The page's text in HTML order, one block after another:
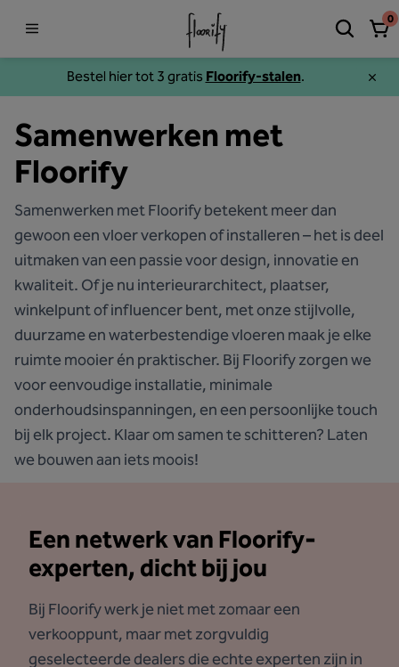
Bestel hier tot 3 gratis Floorify-stalen.
0
Samenwerken met
Floorify
Samenwerken met Floorify betekent meer dan
gewoon een vloer verkopen of installeren – het is deel
uitmaken van een passie voor design, innovatie en
kwaliteit. Of je nu interieurarchitect, plaatser,
winkelpunt of influencer bent, met onze stijlvolle,
duurzame en waterbestendige vloeren maak je elke
ruimte mooier én praktischer. Bij Floorify zorgen we
voor eenvoudige installatie, minimale
onderhoudsinspanningen, en een persoonlijke touch
bij elk project. Klaar om samen te schitteren? Laten
we bouwen aan iets moois!
Een netwerk van Floorify-
experten, dicht bij jou
Bij Floorify werk je niet met zomaar een
verkooppunt, maar met zorgvuldig
geselecteerde dealers die echte experten zijn in